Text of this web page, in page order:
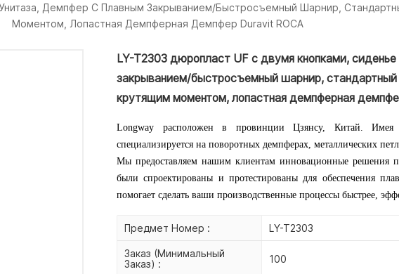
Демпфер С Плавным Закрыванием/быстросъемный Шарнир,
Моментом, Лопастная Демпферная Демпфер Duravit ROCA
LY-T2303 дюропласт UF с двумя кнопками,
закрыванием/быстросъемный шарнир,
крутящим моментом, лопастная демпферная
Longway расположен в провинции Цзянсу, Китай. Имея
специализируется на поворотных демпферах, металлических
Мы предоставляем нашим клиентам инновационные решения
были спроектированы и протестированы для обеспечения
помогает сделать ваши производственные процессы быстрее,
Предмет Номер : LY-T2303
Заказ (Минимальный
Заказ) :
100